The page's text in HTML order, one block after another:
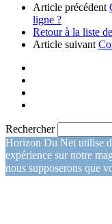
Article précédent
ligne ?
Retour à la liste
Article suivant
Rechercher
Horizon Du Net utilise
expérience sur notre
nous supposerons que